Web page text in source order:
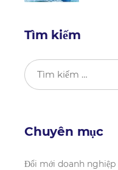
Tìm kiếm
Chuyên mục
Đổi mới doanh nghiệp